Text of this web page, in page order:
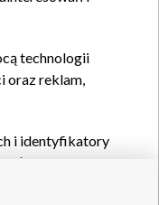
technologii
oraz reklam,
i identyfikatory